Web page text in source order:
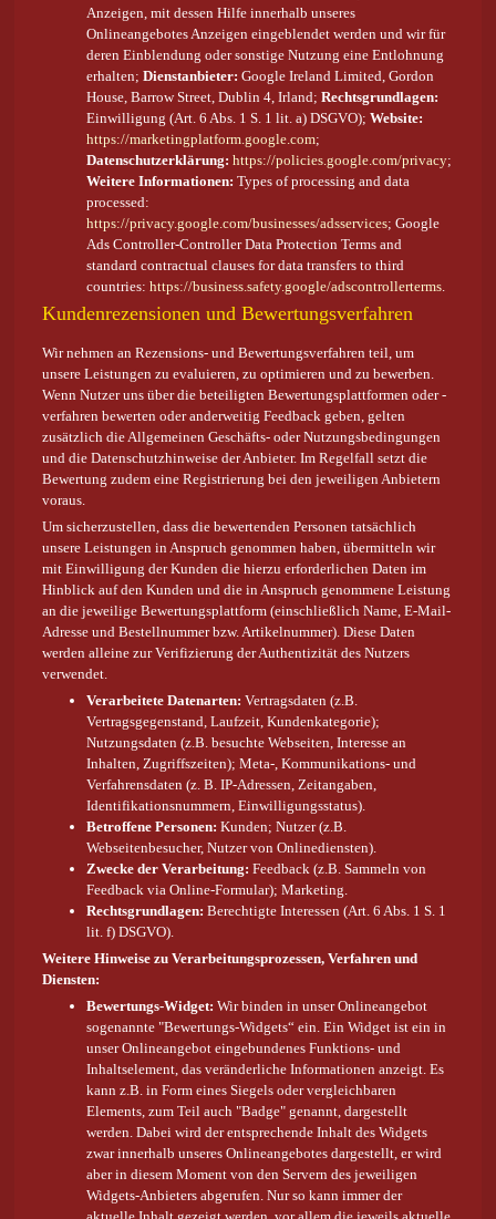
Anzeigen, mit dessen Hilfe innerhalb unseres
Onlineangebotes Anzeigen eingeblendet werden und wir für
deren Einblendung oder sonstige Nutzung eine Entlohnung
erhalten;Dienstanbieter: Google Ireland Limited, Gordon
House, Barrow Street, Dublin 4, Irland;Rechtsgrundlagen:
Einwilligung (Art. 6 Abs. 1 S. 1 lit. a) DSGVO);Website:
https://marketingplatform.google.com;
Datenschutzerklärung: https://policies.google.com/privacy;
Weitere Informationen: Types of processing and data
processed:
https://privacy.google.com/businesses/adsservices; Google
Ads Controller-Controller Data Protection Terms and
standard contractual clauses for data transfers to third
countries:https://business.safety.google/adscontrollerterms
Kundenrezensionen und Bewertungsverfahren
Wir nehmen an Rezensions- und Bewertungsverfahren teil, um
unsere Leistungen zu evaluieren, zu optimieren und zu bewerben.
Wenn Nutzer uns über die beteiligten Bewertungsplattformen oder -
verfahren bewerten oder anderweitig Feedback geben, gelten
zusätzlich die Allgemeinen Geschäfts- oder Nutzungsbedingungen
und die Datenschutzhinweise der Anbieter. Im Regelfall setzt die
Bewertung zudem eine Registrierung bei den jeweiligen Anbietern
voraus.
Um sicherzustellen, dass die bewertenden Personen tatsächlich
unsere Leistungen in Anspruch genommen haben, übermitteln wir
mit Einwilligung der Kunden die hierzu erforderlichen Daten im
Hinblick auf den Kunden und die in Anspruch genommene Leistung
an die jeweilige Bewertungsplattform (einschließlich Name, E-Mail-
Adresse und Bestellnummer bzw. Artikelnummer). Diese Daten
werden alleine zur Verifizierung der Authentizität des Nutzers
verwendet.
Verarbeitete Datenarten: Vertragsdaten (z.B.
Vertragsgegenstand, Laufzeit, Kundenkategorie);
Nutzungsdaten (z.B. besuchte Webseiten, Interesse an
Inhalten, Zugriffszeiten); Meta-, Kommunikations- und
Verfahrensdaten (z. B. IP-Adressen, Zeitangaben,
Identifikationsnummern, Einwilligungsstatus).
Betroffene Personen: Kunden; Nutzer (z.B.
Webseitenbesucher, Nutzer von Onlinediensten).
Zwecke der Verarbeitung: Feedback (z.B. Sammeln von
Feedback via Online-Formular); Marketing.
Rechtsgrundlagen: Berechtigte Interessen (Art. 6 Abs. 1 S. 1
lit. f) DSGVO).
Weitere Hinweise zu Verarbeitungsprozessen, Verfahren und
Diensten:
Bewertungs-Widget:Wir binden in unser Onlineangebot
sogenannte "Bewertungs-Widgets“ ein. Ein Widget ist ein in
unser Onlineangebot eingebundenes Funktions- und
Inhaltselement, das veränderliche Informationen anzeigt. Es
kann z.B. in Form eines Siegels oder vergleichbaren
Elements, zum Teil auch "Badge" genannt, dargestellt
werden. Dabei wird der entsprechende Inhalt des Widgets
zwar innerhalb unseres Onlineangebotes dargestellt, er wird
aber in diesem Moment von den Servern des jeweiligen
Widgets-Anbieters abgerufen. Nur so kann immer der